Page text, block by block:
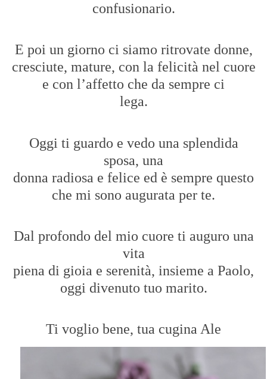
confusionario.
E poi un giorno ci siamo ritrovate donne,
cresciute, mature, con la felicità nel cuore
e con l’affetto che da sempre ci
lega.
Oggi ti guardo e vedo una splendida
sposa, una
donna radiosa e felice ed è sempre questo
che mi sono augurata per te.
Dal profondo del mio cuore ti auguro una
vita
piena di gioia e serenità, insieme a Paolo,
oggi divenuto tuo marito.
Ti voglio bene, tua cugina Ale